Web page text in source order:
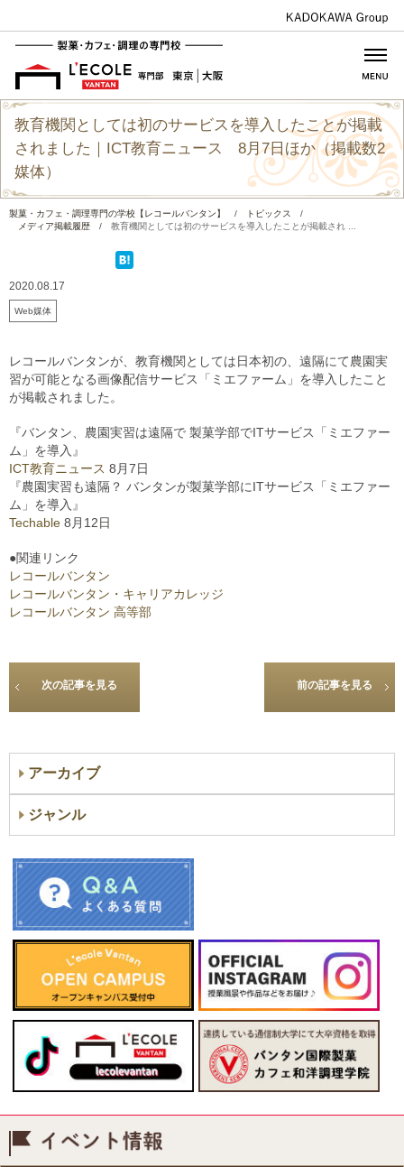
教育機関としては初のサービスを導入したことが掲載
されました｜ICT教育ニュース 8月7日ほか（掲載数2
媒体）
製菓・カフェ・調理専門の学校【レコールバンタン】 / トピックス
/
メディア掲載履歴
/ 教育機関としては初のサービスを導入したことが掲載され ...
2020.08.17
Web媒体
レコールバンタンが、教育機関としては日本初の、遠隔にて農園実
習が可能となる画像配信サービス「ミエファーム」を導入したこと
が掲載されました。
『バンタン、農園実習は遠隔で 製菓学部でITサービス「ミエファー
ム」を導入』
ICT教育ニュース 8月7日
『農園実習も遠隔？ バンタンが製菓学部にITサービス「ミエファー
ム」を導入』
Techable 8月12日
●関連リンク
レコールバンタン
レコールバンタン・キャリアカレッジ
レコールバンタン 高等部
次の記事を見る 前の記事を見る
アーカイブ
ジャンル